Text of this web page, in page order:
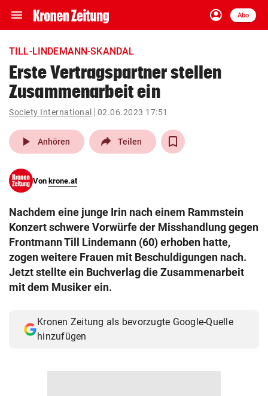
menu Navigation
ein-/ausklappen
account_circle
Anmelden
Abo
close Schließen
account_circle Anmelden
pin_drop
Wien arrow_right
search
eingeben
© Krone Multimedia GmbH & Co KG 2026
Muthgasse 2, 1190 Wien
TILL-LINDEMANN-SKANDAL
Erste Vertragspartner stellen
Zusammenarbeit ein
Society International 02.06.2023 17:51
play_arrow Anhören Teilen
Von krone.at
Nachdem eine junge Irin nach einem Rammstein
Konzert schwere Vorwürfe der Misshandlung gegen
Frontmann Till Lindemann (60) erhoben hatte,
zogen weitere Frauen mit Beschuldigungen nach.
Jetzt stellte ein Buchverlag die Zusammenarbeit
mit dem Musiker ein.
Kronen Zeitung als bevorzugte Google-Quelle
hinzufügen